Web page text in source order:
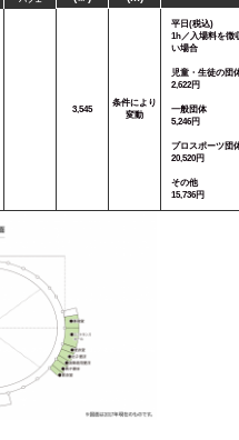
3,545
条件により
変動
平日(税込)
1h／入場料を徴
い場合
児童・生徒の団
2,622円
一般団体
5,246円
プロスポーツ団
20,520円
その他
15,736円